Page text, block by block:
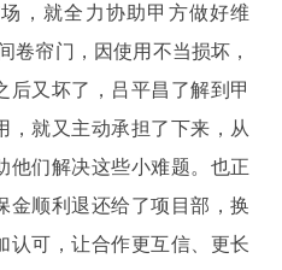
，就全力协助甲方做好维
卷帘门，因使用不当损坏，
后又坏了，吕平昌了解到甲
，就又主动承担了下来，从
他们解决这些小难题。也正
金顺利退还给了项目部，换
认可，让合作更互信、更长